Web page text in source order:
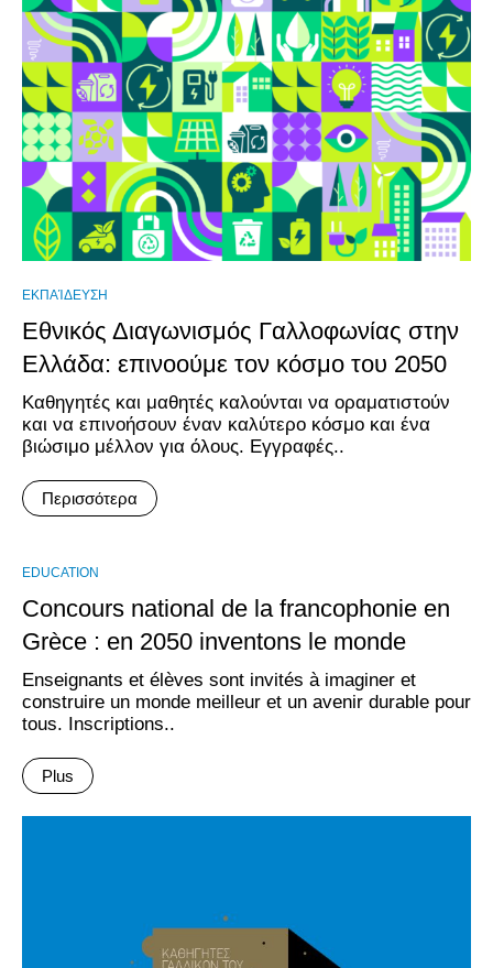
ΕΚΠΑΊΔΕΥΣΗ
Εθνικός Διαγωνισμός Γαλλοφωνίας στην
Ελλάδα: επινοούμε τον κόσμο του 2050
Καθηγητές και μαθητές καλούνται να οραματιστούν
και να επινοήσουν έναν καλύτερο κόσμο και ένα
βιώσιμο μέλλον για όλους. Εγγραφές..
Περισσότερα
EDUCATION
Concours national de la francophonie en
Grèce : en 2050 inventons le monde
Enseignants et élèves sont invités à imaginer et
construire un monde meilleur et un avenir durable pour
tous. Inscriptions..
Plus